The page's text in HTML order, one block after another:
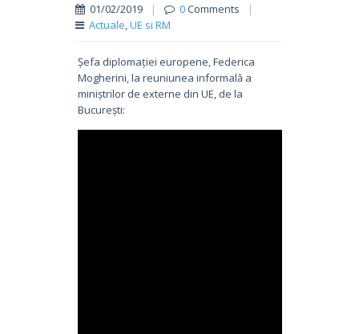
01/02/2019 | 0Comments
|
Actuale,UE si RM
Șefa diplomației europene, Federica
Mogherini, la reuniunea informală a
miniștrilor de externe din UE, de la
București: